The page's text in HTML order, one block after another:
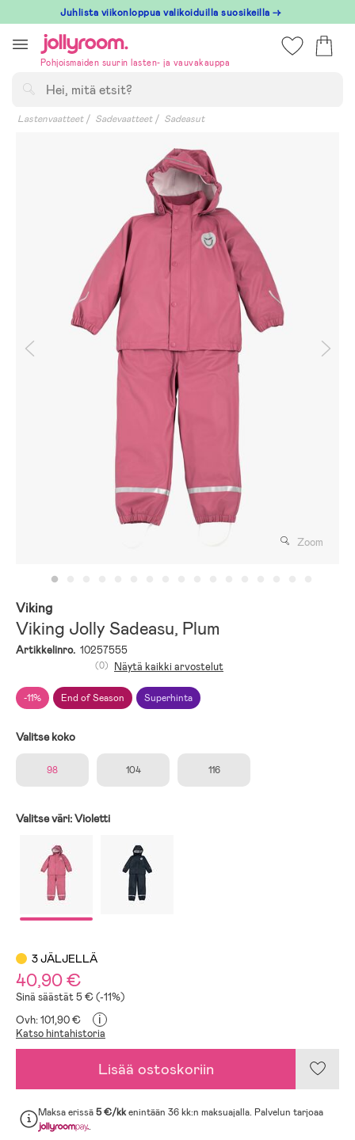
till
innehållet
Juhlista viikonloppua valikoiduilla suosikeilla →
Pohjoismaiden suurin lasten- ja vauvakauppa
Lastenvaatteet Sadevaatteet Sadeasut
Zoom
Viking
Viking Jolly Sadeasu, Plum
Artikkelinro. 10257555
-11% End of Season Superhinta
(0) Näytä kaikki arvostelut
Valitse koko
98 104 116
Valitse väri:Violetti
3 JÄLJELLÄ
40,90 €
Sinä säästät 5 € (-11%)
Ovh: 101,90 €
i
Katso hintahistoria
Lisää ostoskoriin
Maksa erissä5 €/kkenintään 36 kk:n maksuajalla. Palvelun tarjoaa
.